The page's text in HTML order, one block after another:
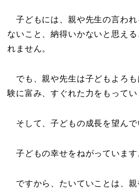
子どもには、親や先生の言われ
ないこと、納得いかないと思え
れません。
でも、親や先生は子どもよろも
験に富み、すぐれた力をもってい
そして、子どもの成長を望んで
子どもの幸せをねがっています
ですから、たいていことは、親